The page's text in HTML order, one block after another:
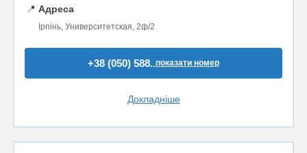
📍 Адреса
Ірпінь, Университетская, 2ф/2
+38 (050) 588..показати номер
Докладніше